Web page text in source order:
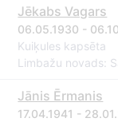
Jēkabs Vagars
06.05.1930 -
Kuiķules kapsēta
Limbažu novads:
Jānis Ērmanis
17.04.1941 -